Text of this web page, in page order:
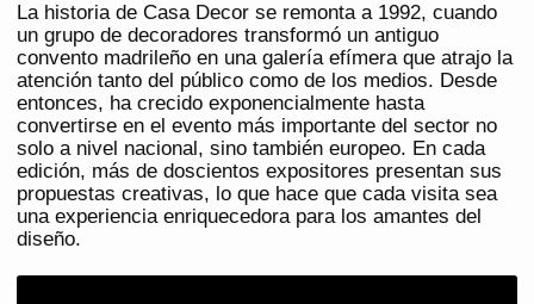
La historia de Casa Decor se remonta a 1992, cuando
un grupo de decoradores transformó un antiguo
convento madrileño en una galería efímera que atrajo la
atención tanto del público como de los medios. Desde
entonces, ha crecido exponencialmente hasta
convertirse en el evento más importante del sector no
solo a nivel nacional, sino también europeo. En cada
edición, más de doscientos expositores presentan sus
propuestas creativas, lo que hace que cada visita sea
una experiencia enriquecedora para los amantes del
diseño.